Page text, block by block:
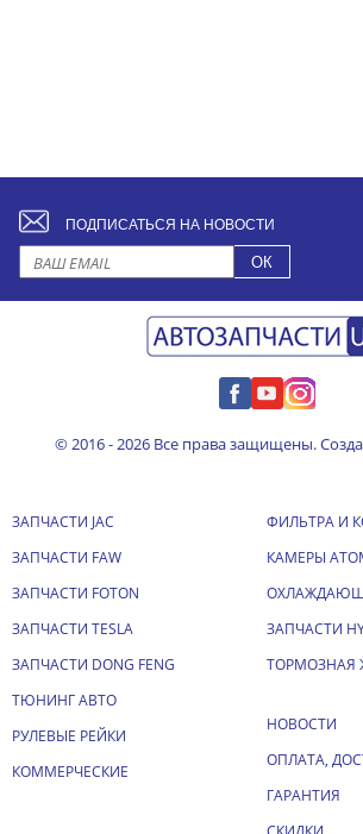
ПОДПИСАТЬСЯ НА НОВОСТИ
© 2016 - 2026 Все права защищены.
ЗАПЧАСТИ JAC
ЗАПЧАСТИ FAW
ЗАПЧАСТИ FOTON
ЗАПЧАСТИ TESLA
ЗАПЧАСТИ DONG FENG
ТЮНИНГ АВТО
РУЛЕВЫЕ РЕЙКИ
КОММЕРЧЕСКИЕ
ФИЛЬТРА И
КАМЕРЫ
ЗАПЧАСТИ
ТОРМОЗНАЯ
НОВОСТИ
ОПЛАТА,
ГАРАНТИЯ